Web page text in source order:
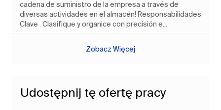
cadena de suministro de la empresa a través de
diversas actividades en el almacén! Responsabilidades
Clave . Clasifique y organice con precisión e...
Zobacz Więcej
Udostępnij tę ofertę pracy